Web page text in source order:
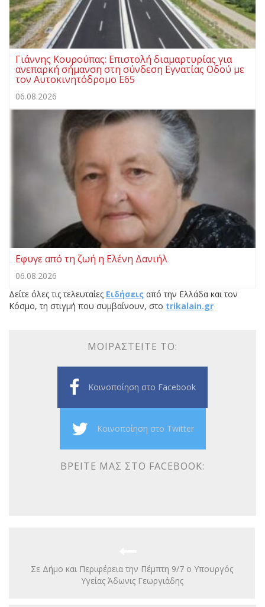
Γιάννης Κουρούπας: Επιστολή διαμαρτυρίας για
ανεπαρκή σήμανση στη σύνδεση Εγνατίας Οδού με
τον Αυτοκινητόδρομο Ε65
06.08.2026
Εφυγε από τη ζωή η Ελένη Δανιήλ
06.08.2026
Δείτε όλες τις τελευταίες Ειδήσεις από την Ελλάδα και τον
Κόσμο, τη στιγμή που συμβαίνουν, στο trikalain.gr
ΜΟΙΡΑΣΤΕΊΤΕ ΤΟ:
Κοινοποίηση στο Facebook
Κοινοποίηση στο Twitter
ΒΡΕΊΤΕ ΜΑΣ ΣΤΟ FACEBOOK:
Σε Δήμο και Περιφέρεια την Πέμπτη 9/7 ο Υπουργός
Υγείας Άδωνις Γεωργιάδης